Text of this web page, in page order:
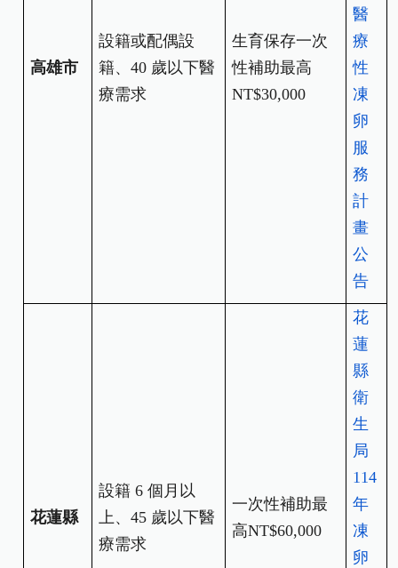
高雄市
設籍或配偶設
籍、40 歲以下醫
療需求
生育保存一次
性補助最高
NT$30,000
醫
療
性
凍
卵
服
務
計
畫
公
告
花蓮縣
設籍 6 個月以
上、45 歲以下醫
療需求
一次性補助最
高NT$60,000
花
蓮
縣
衛
生
局
114
年
凍
卵